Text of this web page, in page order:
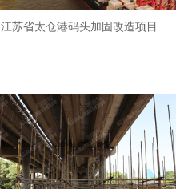
江苏省太仓港码头加固改造项目